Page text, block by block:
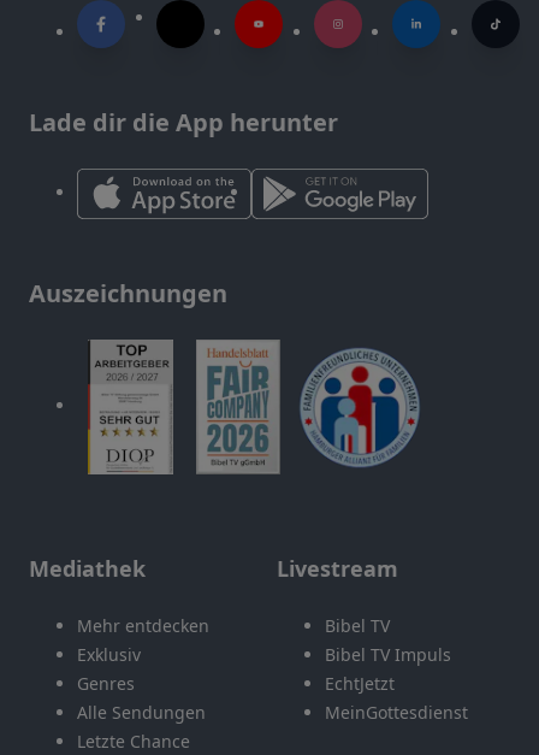
Lade dir die App herunter
Auszeichnungen
Mediathek
Mehr entdecken
Exklusiv
Genres
Alle Sendungen
Letzte Chance
Livestream
Bibel TV
Bibel TV Impuls
EchtJetzt
MeinGottesdienst